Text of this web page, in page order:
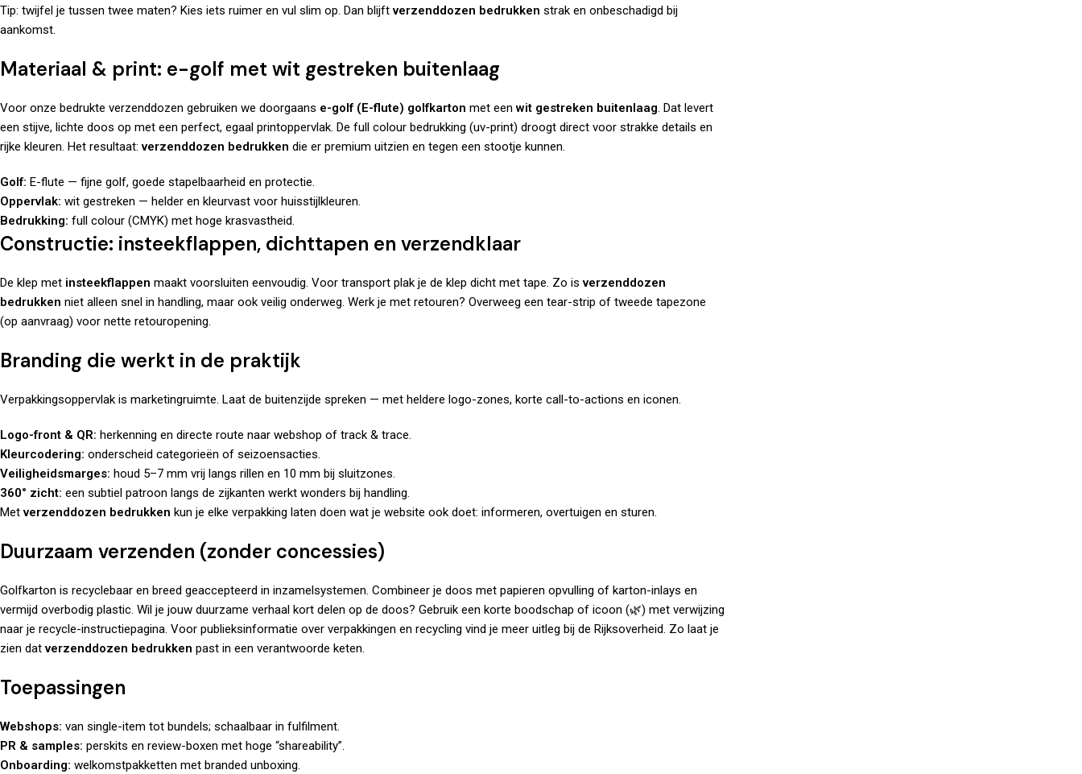
Tip: twijfel je tussen twee maten? Kies iets ruimer en vul slim op. Dan blijftverzenddozen bedrukken strak en onbeschadigd bij
aankomst.
Materiaal & print: e-golf met wit gestreken buitenlaag
Voor onze bedrukte verzenddozen gebruiken we doorgaans e-golf (E-flute) golfkarton met eenwit gestreken buitenlaag. Dat levert
een stijve, lichte doos op met een perfect, egaal printoppervlak. De full colour bedrukking (uv-print) droogt direct voor strakke details en
rijke kleuren. Het resultaat:verzenddozen bedrukken die er premium uitzien en tegen een stootje kunnen.
Golf: E-flute — fijne golf, goede stapelbaarheid en protectie.
Oppervlak: wit gestreken — helder en kleurvast voor huisstijlkleuren.
Bedrukking: full colour (CMYK) met hoge krasvastheid.
Constructie: insteekflappen, dichttapen en verzendklaar
De klep met insteekflappen maakt voorsluiten eenvoudig. Voor transport plak je de klep dicht met tape. Zo isverzenddozen
bedrukken niet alleen snel in handling, maar ook veilig onderweg. Werk je met retouren? Overweeg een tear-strip of tweede tapezone
(op aanvraag) voor nette retouropening.
Branding die werkt in de praktijk
Verpakkingsoppervlak is marketingruimte. Laat de buitenzijde spreken — met heldere logo-zones, korte call-to-actions en iconen.
Logo-front & QR: herkenning en directe route naar webshop of track & trace.
Kleurcodering: onderscheid categorieën of seizoensacties.
Veiligheidsmarges: houd 5–7 mm vrij langs rillen en 10 mm bij sluitzones.
360° zicht: een subtiel patroon langs de zijkanten werkt wonders bij handling.
Metverzenddozen bedrukken kun je elke verpakking laten doen wat je website ook doet: informeren, overtuigen en sturen.
Duurzaam verzenden (zonder concessies)
Golfkarton is recyclebaar en breed geaccepteerd in inzamelsystemen. Combineer je doos met papieren opvulling of karton-inlays en
vermijd overbodig plastic. Wil je jouw duurzame verhaal kort delen op de doos? Gebruik een korte boodschap of icoon (🌿) met verwijzing
naar je recycle-instructiepagina. Voor publieksinformatie over verpakkingen en recycling vind je meer uitleg bij de Rijksoverheid. Zo laat je
zien datverzenddozen bedrukken past in een verantwoorde keten.
Toepassingen
Webshops: van single-item tot bundels; schaalbaar in fulfilment.
PR & samples: perskits en review-boxen met hoge “shareability”.
Onboarding: welkomstpakketten met branded unboxing.